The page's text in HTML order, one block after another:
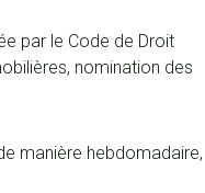
par le Code de Droit
nomination des
manière hebdomadaire,